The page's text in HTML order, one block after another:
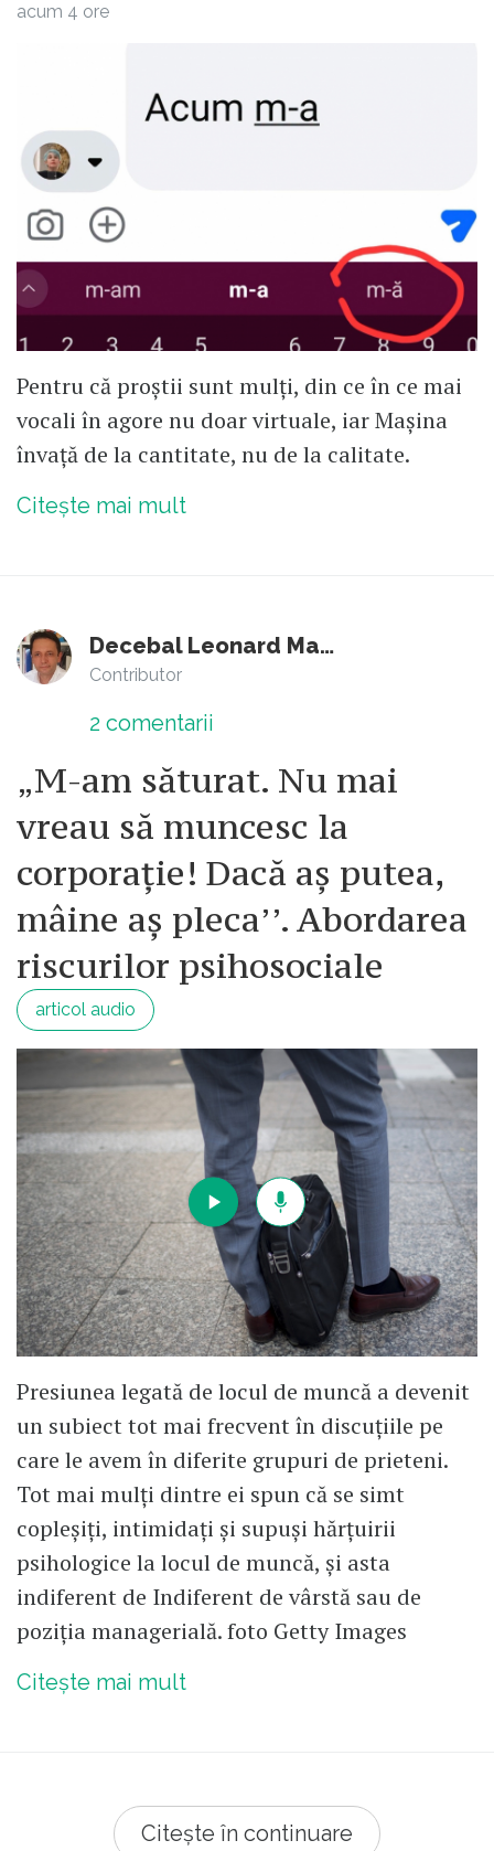
acum 4 ore
Pentru că proștii sunt mulți, din ce în ce mai
vocali în agore nu doar virtuale, iar Mașina
învață de la cantitate, nu de la calitate.
Citește mai mult
Decebal Leonard Marin
Contributor
2 comentarii
„M-am săturat. Nu mai
vreau să muncesc la
corporație! Dacă aș putea,
mâine aș pleca’’. Abordarea
riscurilor psihosociale
articol audio
Presiunea legată de locul de muncă a devenit
un subiect tot mai frecvent în discuțiile pe
care le avem în diferite grupuri de prieteni.
Tot mai mulți dintre ei spun că se simt
copleșiți, intimidați și supuși hărțuirii
psihologice la locul de muncă, și asta
indiferent de Indiferent de vârstă sau de
poziția managerială. foto Getty Images
Citește mai mult
Citește în continuare